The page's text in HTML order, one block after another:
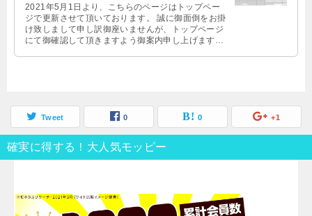
2021年5月1日より、こちらのページはトップペー
ジで更新させて頂いております。 誠に御面倒をお掛
け致しまして申し訳御座いませんが、トップページ
にて御確認して頂きますよう御案内申し上げます。
Tweet 0 0 +1
確実に得する！大人気モッピー